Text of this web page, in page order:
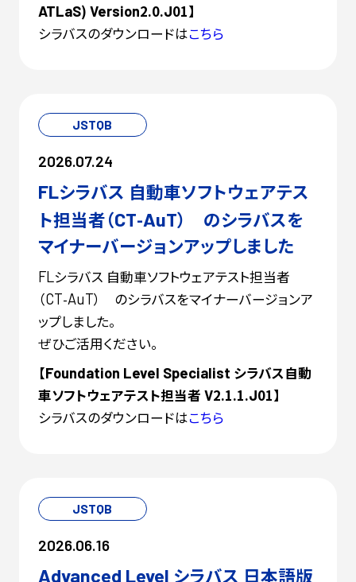
ATLaS) Version2.0.J01】
シラバスのダウンロードはこちら
JSTQB
2026.07.24
FLシラバス 自動車ソフトウェアテス
ト担当者（CT-AuT） のシラバスを
マイナーバージョンアップしました
FLシラバス 自動車ソフトウェアテスト担当者
（CT-AuT） のシラバスをマイナーバージョンア
ップしました。
ぜひご活用ください。
【Foundation Level Specialist シラバス自動
車ソフトウェアテスト担当者 V2.1.1.J01】
シラバスのダウンロードはこちら
JSTQB
2026.06.16
Advanced Level シラバス 日本語版